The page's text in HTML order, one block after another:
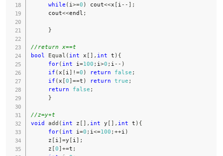
while ( i >=0 ) cout<<x [ i -- ] ;
     cout
<<endl ;
}
//return x==t
bool
Equal ( int x [ ] , int t ) {
for( int i =100 ; i >0 ; i -- )
if ( x [ i ] !=0 ) return false ;
if ( x [0]==t ) return true ;
return
false ;
}
//z=y+t
void add ( int z [ ] , int y [ ] , int t ) {
for( int i =0 ; i <=100 ; ++i )
     z
[ i ]=y [ i ] ;
     z
[0]+=t ;